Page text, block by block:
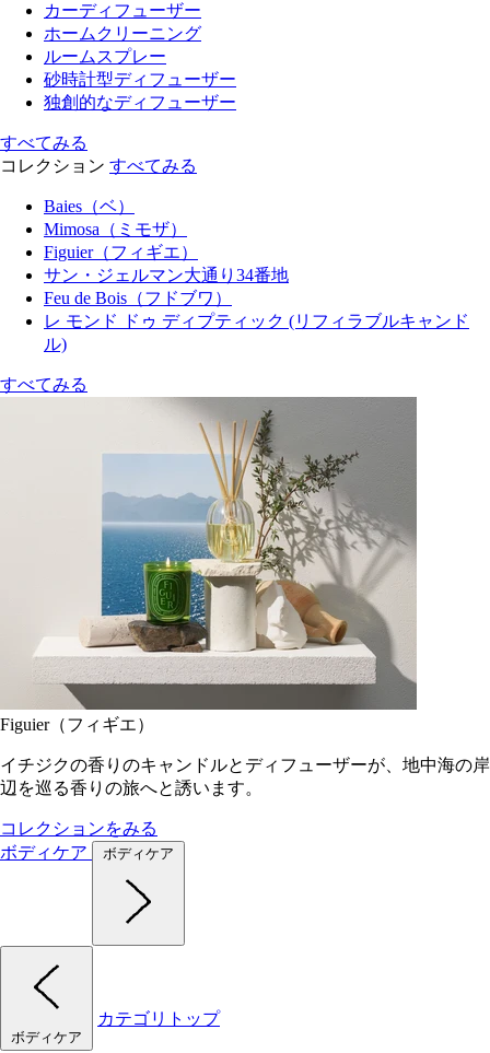
カーディフューザー
ホームクリーニング
ルームスプレー
砂時計型ディフューザー
独創的なディフューザー
すべてみる
コレクション すべてみる
Baies（ベ）
Mimosa（ミモザ）
Figuier（フィギエ）
サン・ジェルマン大通り34番地
Feu de Bois（フドブワ）
レ モンド ドゥ ディプティック (リフィラブルキャンド
ル)
すべてみる
Figuier（フィギエ）
イチジクの香りのキャンドルとディフューザーが、地中海の岸
辺を巡る香りの旅へと誘います。
コレクションをみる
ボディケア
ボディケア
ボディケア
カテゴリトップ